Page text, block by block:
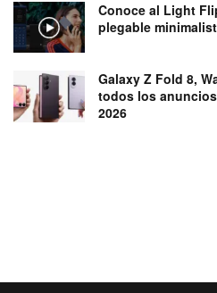
Conoce al Light
plegable
Galaxy Z Fold 8,
todos los
2026